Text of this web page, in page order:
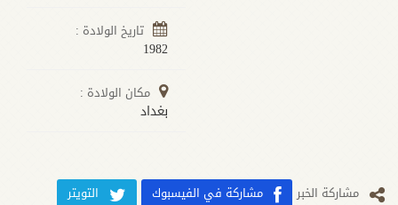
تاريخ الولادة :
1982
مكان الولادة :
بغداد
مشارکة الخبر مشاركة في الفيسبوك
التويتر